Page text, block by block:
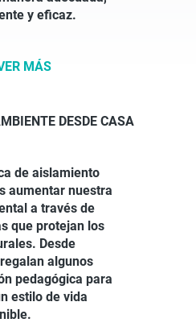
y eficaz.
MÁS
DESDE CASA
de aislamiento
aumentar nuestra
a través de
que protejan los
Desde
algunos
pedagógica para
estilo de vida